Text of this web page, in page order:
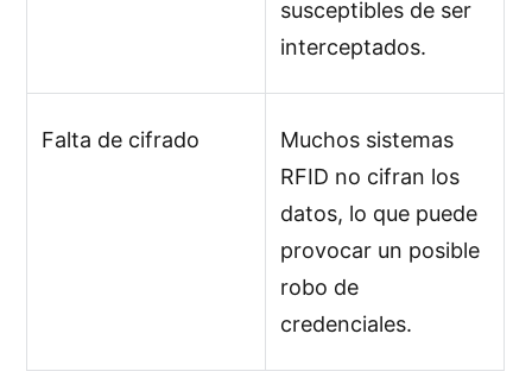
susceptibles de ser
interceptados.
Falta de cifrado
Muchos sistemas
RFID no cifran los
datos, lo que puede
provocar un posible
robo de
credenciales.